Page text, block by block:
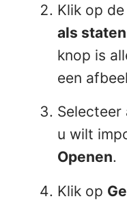
Klik op
als
knop is
een
Selecteer
u wilt
Openen.
Klik op